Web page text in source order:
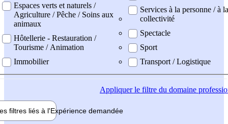
Espaces verts et naturels /
Agriculture / Pêche / Soins aux
animaux
Hôtellerie - Restauration /
Tourisme / Animation
Immobilier
Services à la personne / à la
collectivité
Spectacle
Sport
Transport / Logistique
Appliquerle filtre du domaine
filtres liés à l'Expérience demandée